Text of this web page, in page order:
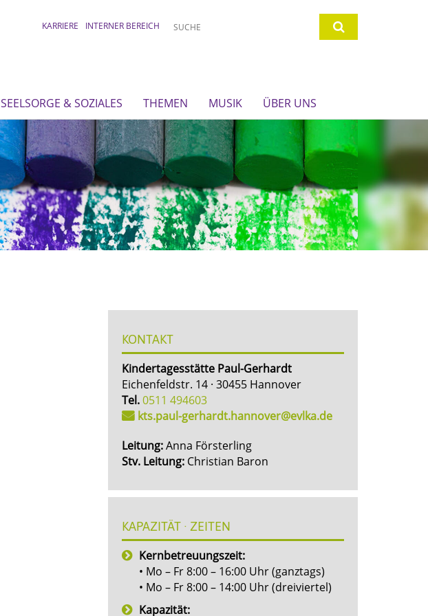
KARRIERE INTERNER BEREICH
SEELSORGE & SOZIALES THEMEN MUSIK ÜBER UNS
KONTAKT
Kindertagesstätte Paul-Gerhardt
Eichenfeldstr. 14 · 30455 Hannover
Tel.0511 494603
kts.paul-gerhardt.hannover@evlka.de
Leitung:Anna Försterling
Stv. Leitung:Christian Baron
KAPAZITÄT · ZEITEN
Kernbetreuungszeit:
• Mo – Fr 8:00 – 16:00 Uhr (ganztags)
• Mo – Fr 8:00 – 14:00 Uhr (dreiviertel)
Kapazität: